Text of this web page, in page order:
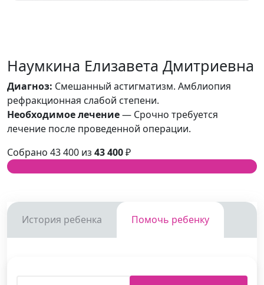
Наумкина Елизавета Дмитриевна
Диагноз: Смешанный астигматизм. Амблиопия
рефракционная слабой степени.
Необходимое лечение— Срочно требуется
лечение после проведенной операции.
Собрано 43 400 из 43 400₽
История ребенка Помочь ребенку